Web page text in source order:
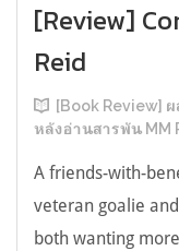
[Review]
Reid
[Book Review]
หลังอ่านสารพัน MM
A friends-with-
veteran goalie
both wanting